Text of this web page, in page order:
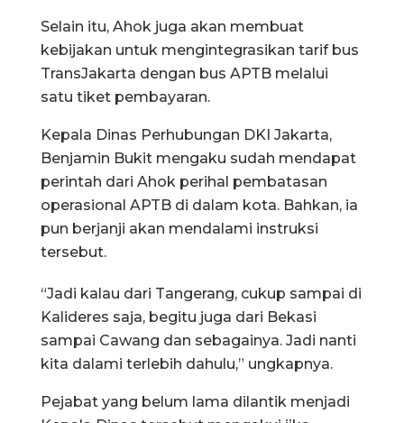
Selain itu, Ahok juga akan membuat
kebijakan untuk mengintegrasikan tarif bus
TransJakarta dengan bus APTB melalui
satu tiket pembayaran.
Kepala Dinas Perhubungan DKI Jakarta,
Benjamin Bukit mengaku sudah mendapat
perintah dari Ahok perihal pembatasan
operasional APTB di dalam kota. Bahkan, ia
pun berjanji akan mendalami instruksi
tersebut.
“Jadi kalau dari Tangerang, cukup sampai di
Kalideres saja, begitu juga dari Bekasi
sampai Cawang dan sebagainya. Jadi nanti
kita dalami terlebih dahulu,” ungkapnya.
Pejabat yang belum lama dilantik menjadi